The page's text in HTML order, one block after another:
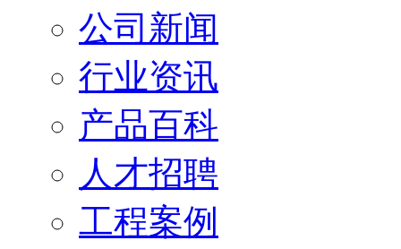
公司新闻
行业资讯
产品百科
人才招聘
工程案例